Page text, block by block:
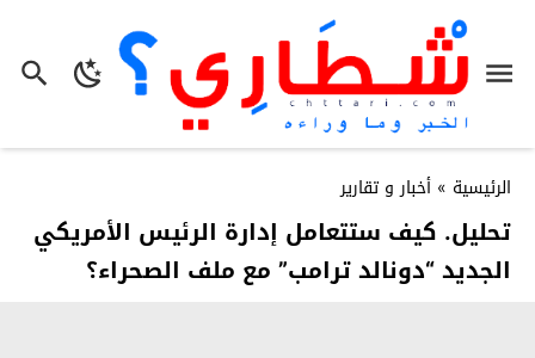
الرئيسية » أخبار و تقارير
تحليل. كيف ستتعامل إدارة الرئيس الأمريكي
الجديد “دونالد ترامب” مع ملف الصحراء؟